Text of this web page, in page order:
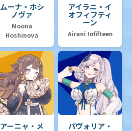
ムーナ・ホシ
ノヴァ
Moona
Hoshinova
アイラニ・イ
オフィフティ
ーン
Airani Iofifteen
アーニャ・メ パヴォリア・